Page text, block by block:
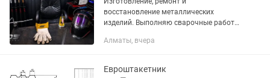
восстановление металлических
изделий. Выполняю сварочные работы
подходом к каждому заказу. Услуги: -
нержавеющей...
Алматы, вчера
Евроштакетник